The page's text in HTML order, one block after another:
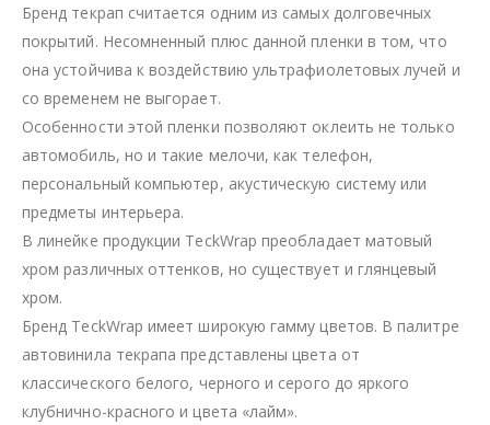
Бренд текрап считается одним из самых долговечных
покрытий. Несомненный плюс данной пленки в том, что
она устойчива к воздействию ультрафиолетовых лучей и
со временем не выгорает.
Особенности этой пленки позволяют оклеить не только
автомобиль, но и такие мелочи, как телефон,
персональный компьютер, акустическую систему или
предметы интерьера.
В линейке продукции TeckWrap преобладает матовый
хром различных оттенков, но существует и глянцевый
хром.
Бренд TeckWrap имеет широкую гамму цветов. В палитре
автовинила текрапа представлены цвета от
классического белого, черного и серого до яркого
клубнично-красного и цвета «лайм».